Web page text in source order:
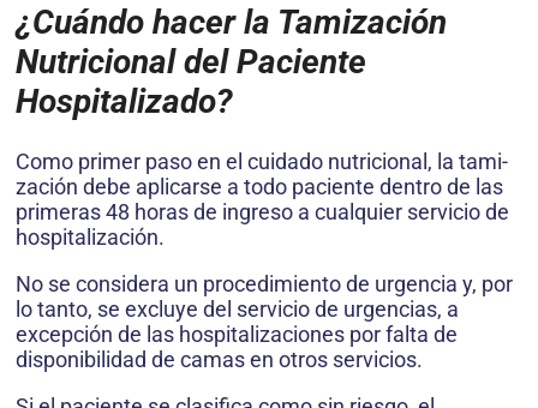
¿Cuándo hacer la Tamización
Nutricional del Paciente
Hospitalizado?
Como primer paso en el cuidado nutricional, la tami­
zación debe aplicarse a todo paciente dentro de las
primeras 48 horas de ingreso a cualquier servicio de
hospitalización.
No se considera un procedimiento de urgencia y, por
lo tanto, se excluye del servicio de urgen­cias, a
excepción de las hospitalizaciones por falta de
disponibilidad de camas en otros servicios.